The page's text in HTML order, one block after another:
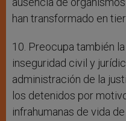
han transformado en
10. Preocupa también
inseguridad civil y
administración de la
los detenidos por
infrahumanas de vida